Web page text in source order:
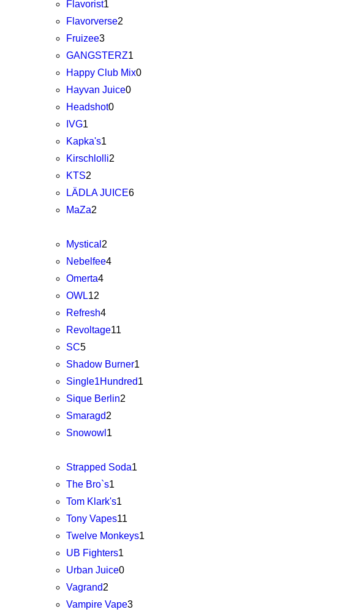
Flavorist1
Flavorverse2
Fruizee3
GANGSTERZ1
Happy Club Mix0
Hayvan Juice0
Headshot0
IVG1
Kapka's1
Kirschlolli2
KTS2
LÄDLA JUICE6
MaZa2
Mystical 2
Nebelfee4
Omerta4
OWL12
Refresh4
Revoltage11
SC5
Shadow Burner1
Single1Hundred1
Sique Berlin2
Smaragd2
Snowowl 1
Strapped Soda1
The Bro`s1
Tom Klark's1
Tony Vapes11
Twelve Monkeys1
UB Fighters1
Urban Juice0
Vagrand2
Vampire Vape3